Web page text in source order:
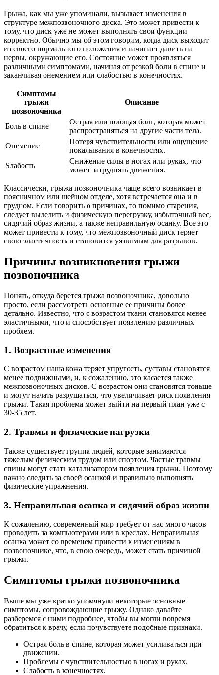
Грыжа, как мы уже упоминали, вызывает изменения в
структуре межпозвоночного диска. Это может привести к
тому, что диск уже не может выполнять свои функции
корректно. Обычно мы об этом говорим, когда диск выходит
из своего нормального положения и начинает давить на
нервы, окружающие его. Состояние может проявляться
различными симптомами, начиная от резкой боли в спине и
заканчивая онемением или слабостью в конечностях.
Симптомы
грыжи
позвоночника
Описание
Боль в спине
Острая или ноющая боль, которая может
распространяться на другие части тела.
Онемение
Потеря чувствительности или ощущение
покалывания в конечностях.
Sлабость
Снижение силы в ногах или руках, что
может затруднять движения.
Классически, грыжа позвоночника чаще всего возникает в
поясничном или шейном отделе, хотя встречается она и в
грудном. Если говорить о причинах, то помимо старения,
следует выделить и физическую перегрузку, избыточный вес,
сидячий образ жизни, а также неправильную осанку. Все это
может привести к тому, что межпозвоночный диск теряет
свою эластичность и становится уязвимым для разрывов.
Причины возникновения грыжи
позвоночника
Понять, откуда берется грыжа позвоночника, довольно
просто, если рассмотреть основные ее причины более
детально. Известно, что с возрастом ткани становятся менее
эластичными, что и способствует появлению различных
проблем.
1. Возрастные изменения
С возрастом наша кожа теряет упругость, суставы становятся
менее подвижными, и, к сожалению, это касается также
межпозвоночных дисков. С возрастом они становятся тоньше
и могут начать разрушаться, что увеличивает риск появления
грыжи. Такая проблема может выйти на первый план уже с
30-35 лет.
2. Травмы и физические нагрузки
Также существует группа людей, которые занимаются
тяжелым физическим трудом или спортом. Частые травмы
спины могут стать катализатором появления грыжи. Поэтому
важно следить за своей осанкой и правильно выполнять
физические упражнения.
3. Неправильная осанка и сидячий образ жизни
К сожалению, современный мир требует от нас много часов
проводить за компьютерами или в креслах. Неправильная
осанка может со временем привести к изменениям в
позвоночнике, что, в свою очередь, может стать причиной
грыжи.
Симптомы грыжи позвоночника
Выше мы уже кратко упомянули некоторые основные
симптомы, сопровождающие грыжу. Однако давайте
разберемся с ними подробнее, чтобы вы могли вовремя
обратиться к врачу, если почувствуете подобные признаки.
Острая боль в спине, которая может усиливаться при
движении.
Проблемы с чувствительностью в ногах и руках.
Слабость в конечностях.